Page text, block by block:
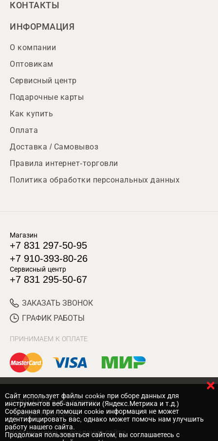
КОНТАКТЫ
ИНФОРМАЦИЯ
О компании
Оптовикам
Сервисный центр
Подарочные карты
Как купить
Оплата
Доставка / Самовывоз
Правила интернет-торговли
Политика обработки персональных данных
Магазин
+7 831 297-50-95
+7 910-393-80-26
Сервисный центр
+7 831 295-50-67
ЗАКАЗАТЬ ЗВОНОК
ГРАФИК РАБОТЫ
ПРИНИМАЕМ К ОПЛАТЕ
© 2017 Магазин Хозяин
Нижний Новгород
Вебмеханика — создание сайта
Cайт использует файлы cookie при сборе данных для
инструментов веб-аналитики (Яндекс.Метрика и т.д.)
Собранная при помощи cookie информация не может
идентифицировать вас, однако может помочь нам улучшить
работу нашего сайта.
Продолжая пользоваться сайтом, вы соглашаетесь с